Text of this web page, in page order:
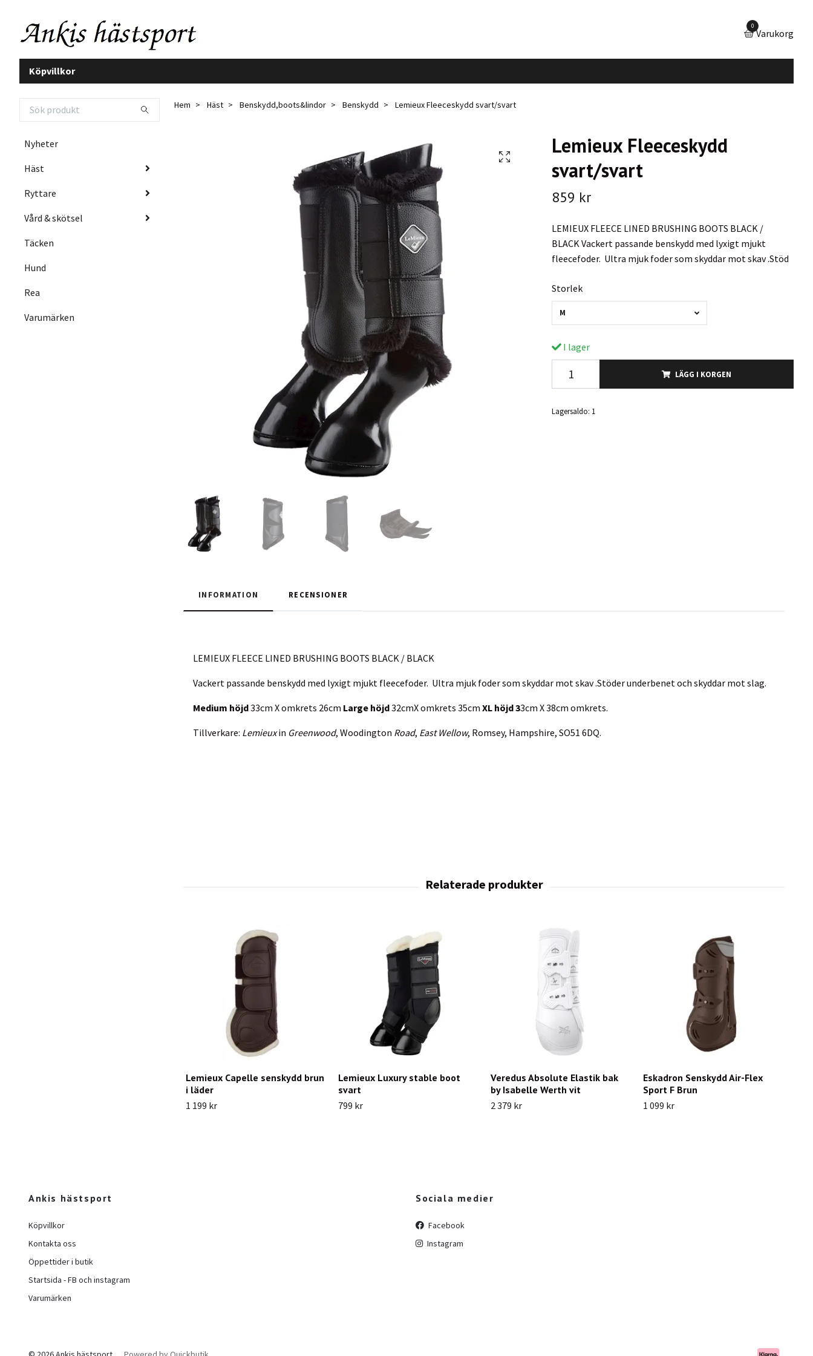
0
Varukorg
Köpvillkor
Nyheter
Häst
Ryttare
Vård & skötsel
Täcken
Hund
Rea
Varumärken
Hem Häst Benskydd,boots&lindor Benskydd Lemieux Fleeceskydd svart/svart
Lemieux Fleeceskydd
svart/svart
859 kr
LEMIEUX FLEECE LINED BRUSHING BOOTS BLACK /
BLACK Vackert passande benskydd med lyxigt mjukt
fleecefoder. Ultra mjuk foder som skyddar mot skav .Stöd
Storlek
M
I lager
LÄGG I KORGEN
Lagersaldo: 1
INFORMATION RECENSIONER
LEMIEUX FLEECE LINED BRUSHING BOOTS BLACK / BLACK
Vackert passande benskydd med lyxigt mjukt fleecefoder. Ultra mjuk foder som skyddar mot skav .Stöder underbenet och skyddar mot slag.
Medium höjd33cm X omkrets 26cm Large höjd32cmX omkrets 35cm XL höjd 33cm X 38cm omkrets.
Tillverkare: Lemieuxin Greenwood, Woodington Road, East Wellow, Romsey, Hampshire, SO51 6DQ.
Lemieux Capelle senskydd brun
i läder
1 199 kr
Lemieux Luxury stable boot
svart
799 kr
Veredus Absolute Elastik bak
by Isabelle Werth vit
2 379 kr
Eskadron Senskydd Air-Flex
Sport F Brun
1 099 kr
Ankis hästsport
Köpvillkor
Kontakta oss
Öppettider i butik
Startsida - FB och instagram
Varumärken
Sociala medier
Facebook
Instagram